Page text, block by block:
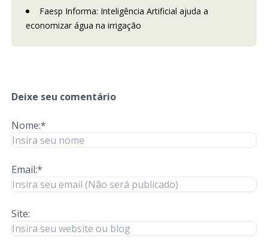
Faesp Informa: Inteligência Artificial ajuda a
economizar água na irrigação
Deixe seu comentário
Nome:*
Email:*
Site: